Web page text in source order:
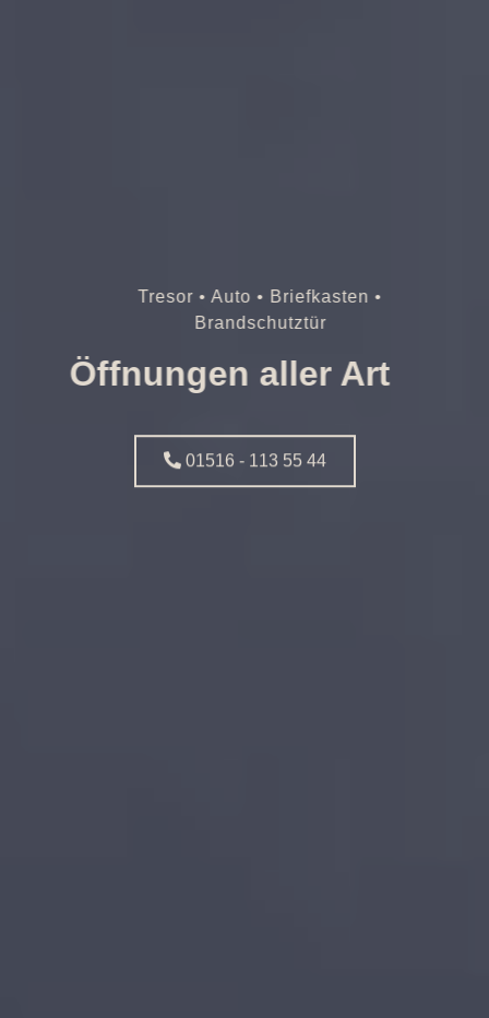
Tresor • Auto • Briefkasten •
Brandschutztür
Öffnungen aller Art
01516 - 113 55 44